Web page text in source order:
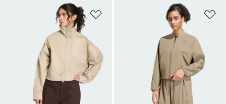
Añadir a la lista de deseos